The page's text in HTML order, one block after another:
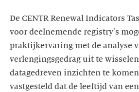
De CENTR Renewal Indicators
voor deelnemende registry's
praktijkervaring met de analyse
verlengingsgedrag uit te
datagedreven inzichten te
vastgesteld dat de leeftijd van